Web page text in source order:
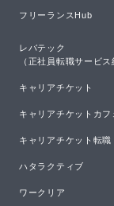
フリーランスHub
レバテック
（正社員転職サービス
キャリアチケット
キャリアチケットカフ
キャリアチケット転職
ハタラクティブ
ワークリア